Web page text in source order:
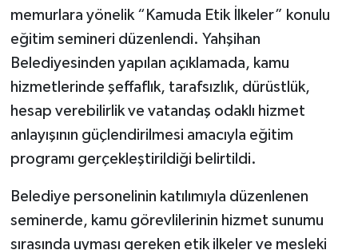
memurlara yönelik “Kamuda Etik İlkeler” konulu
eğitim semineri düzenlendi. Yahşihan
Belediyesinden yapılan açıklamada, kamu
hizmetlerinde şeffaflık, tarafsızlık, dürüstlük,
hesap verebilirlik ve vatandaş odaklı hizmet
anlayışının güçlendirilmesi amacıyla eğitim
programı gerçekleştirildiği belirtildi.
Belediye personelinin katılımıyla düzenlenen
seminerde, kamu görevlilerinin hizmet sunumu
sırasında uyması gereken etik ilkeler ve mesleki